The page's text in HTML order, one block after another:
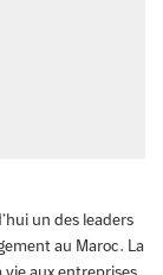
un des leaders
au Maroc. La
vie aux entreprises